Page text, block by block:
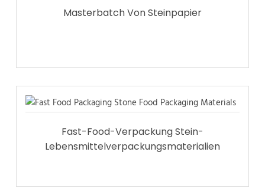
Masterbatch Von Steinpapier
Fast-Food-Verpackung Stein-
Lebensmittelverpackungsmaterialien